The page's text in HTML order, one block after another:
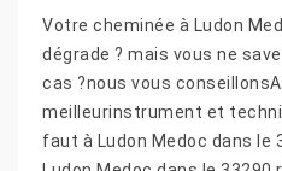
Votre cheminée à Ludon
dégrade ? mais vous ne
cas ?nous vous
meilleurinstrument et
faut à Ludon Medoc dans le